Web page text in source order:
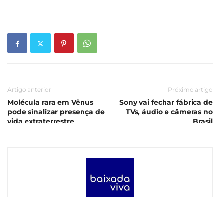
Artigo anterior
Molécula rara em Vênus
pode sinalizar presença de
vida extraterrestre
Próximo artigo
Sony vai fechar fábrica de
TVs, áudio e câmeras no
Brasil